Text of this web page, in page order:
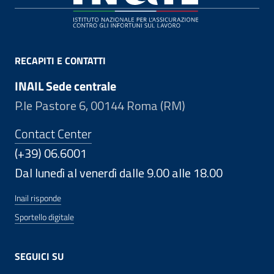
RECAPITI E CONTATTI
INAIL Sede centrale
P.le Pastore 6, 00144 Roma (RM)
Contact Center
(+39) 06.6001
Dal lunedì al venerdì dalle 9.00 alle 18.00
Inail risponde
Sportello digitale
SEGUICI SU